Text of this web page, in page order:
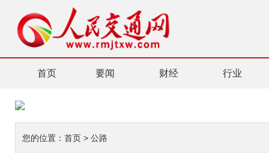
首页 要闻 财经 行业
您的位置： 首页 > 公路